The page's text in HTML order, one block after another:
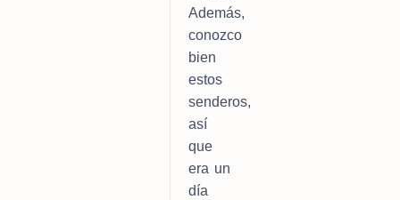
Además,
conozco
bien
estos
senderos,
así
que
era un
día